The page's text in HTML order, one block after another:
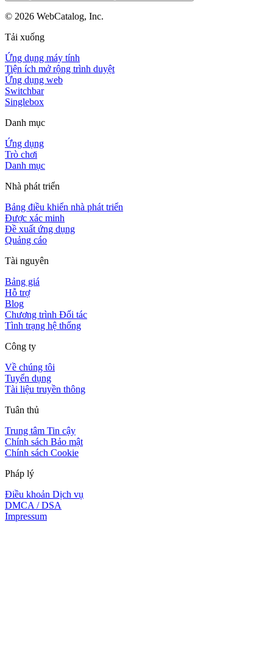
© 2026 WebCatalog, Inc.
Tải xuống
Ứng dụng máy tính
Tiện ích mở rộng trình duyệt
Ứng dụng web
Switchbar
Singlebox
Danh mục
Ứng dụng
Trò chơi
Danh mục
Nhà phát triển
Bảng điều khiển nhà phát triển
Được xác minh
Đề xuất ứng dụng
Quảng cáo
Tài nguyên
Bảng giá
Hỗ trợ
Blog
Chương trình Đối tác
Tình trạng hệ thống
Công ty
Về chúng tôi
Tuyển dụng
Tài liệu truyền thông
Tuân thủ
Trung tâm Tin cậy
Chính sách Bảo mật
Chính sách Cookie
Pháp lý
Điều khoản Dịch vụ
DMCA / DSA
Impressum